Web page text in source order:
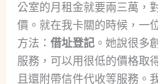
公室的月租金就要兩三萬，
價。就在我卡關的時候，一
方法： 借址登記。她說很多
服務，可以用很低的價格取
且還附帶信件代收等服務。